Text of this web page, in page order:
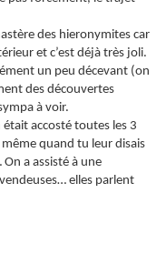
des hieronymites car
et c’est déjà très joli.
un peu décevant (on
des découvertes
à voir.
était accosté toutes les 3
quand tu leur disais
a assisté à une
elles parlent